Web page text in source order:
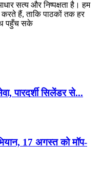
सत्य और निष्पक्षता है। हम
करते हैं, ताकि पाठकों तक हर
पहुँच सके
पारदर्शी सिलेंडर से...
17 अगस्त को मॉप-